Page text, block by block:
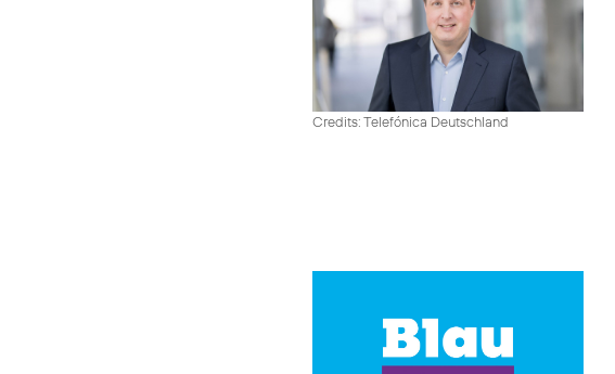
Credits: Telefónica Deutschland